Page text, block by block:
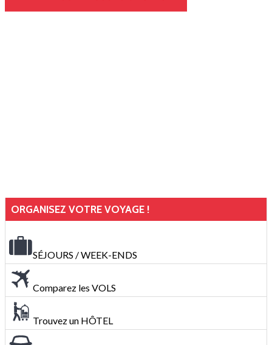
ORGANISEZ VOTRE VOYAGE !
SÉJOURS / WEEK-ENDS
Comparez les VOLS
Trouvez un HÔTEL